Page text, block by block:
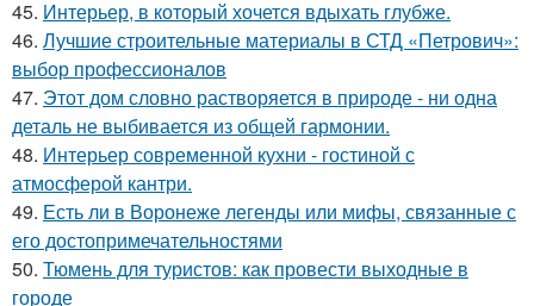
45. Интерьер, в который хочется вдыхать глубже.
46. Лучшие строительные материалы в СТД «Петрович»:
выбор профессионалов
47. Этот дом словно растворяется в природе - ни одна
деталь не выбивается из общей гармонии.
48. Интерьер современной кухни - гостиной с
атмосферой кантри.
49. Есть ли в Воронеже легенды или мифы, связанные с
его достопримечательностями
50. Тюмень для туристов: как провести выходные в
городе